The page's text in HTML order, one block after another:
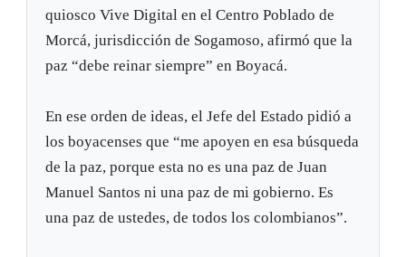
quiosco Vive Digital en el Centro Poblado de
Morcá, jurisdicción de Sogamoso, afirmó que la
paz “debe reinar siempre” en Boyacá.
En ese orden de ideas, el Jefe del Estado pidió a
los boyacenses que “me apoyen en esa búsqueda
de la paz, porque esta no es una paz de Juan
Manuel Santos ni una paz de mi gobierno. Es
una paz de ustedes, de todos los colombianos”.